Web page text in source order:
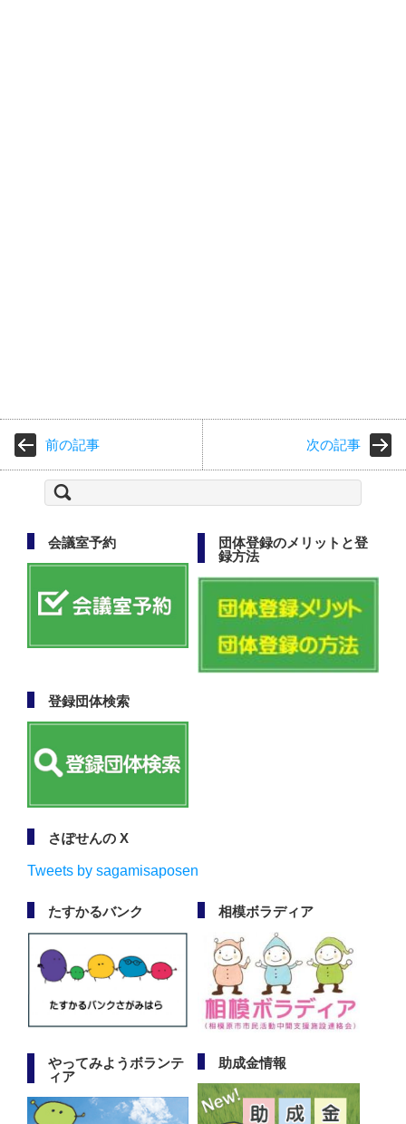
前の記事 次の記事
検
索:
会議室予約
団体登録のメリットと登
録方法
登録団体検索
さぽせんの X
Tweets by sagamisaposen
たすかるバンク 相模ボラディア
やってみようボランテ
ィア
助成金情報